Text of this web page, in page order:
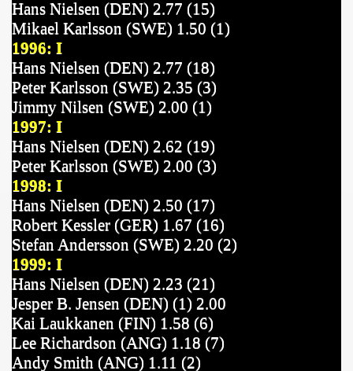
Hans Nielsen (DEN) 2.77 (15)
Mikael Karlsson (SWE) 1.50 (1)
1996: I
Hans Nielsen (DEN) 2.77 (18)
Peter Karlsson (SWE) 2.35 (3)
Jimmy Nilsen (SWE) 2.00 (1)
1997: I
Hans Nielsen (DEN) 2.62 (19)
Peter Karlsson (SWE) 2.00 (3)
1998: I
Hans Nielsen (DEN) 2.50 (17)
Robert Kessler (GER) 1.67 (16)
Stefan Andersson (SWE) 2.20 (2)
1999: I
Hans Nielsen (DEN) 2.23 (21)
Jesper B. Jensen (DEN) (1) 2.00
Kai Laukkanen (FIN) 1.58 (6)
Lee Richardson (ANG) 1.18 (7)
Andy Smith (ANG) 1.11 (2)